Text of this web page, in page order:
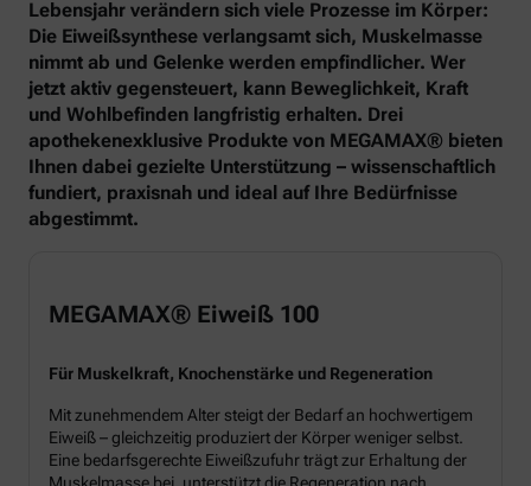
Lebensjahr verändern sich viele Prozesse im Körper:
Die Eiweißsynthese verlangsamt sich, Muskelmasse
nimmt ab und Gelenke werden empfindlicher. Wer
jetzt aktiv gegensteuert, kann Beweglichkeit, Kraft
und Wohlbefinden langfristig erhalten. Drei
apothekenexklusive Produkte von MEGAMAX® bieten
Ihnen dabei gezielte Unterstützung – wissenschaftlich
fundiert, praxisnah und ideal auf Ihre Bedürfnisse
abgestimmt.
MEGAMAX® Eiweiß 100
Für Muskelkraft, Knochenstärke und Regeneration
Mit zunehmendem Alter steigt der Bedarf an hochwertigem
Eiweiß – gleichzeitig produziert der Körper weniger selbst.
Eine bedarfsgerechte Eiweißzufuhr trägt zur Erhaltung der